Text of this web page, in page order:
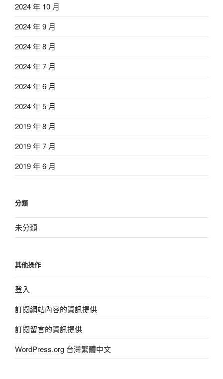
2024 年 10 月
2024 年 9 月
2024 年 8 月
2024 年 7 月
2024 年 6 月
2024 年 5 月
2019 年 8 月
2019 年 7 月
2019 年 6 月
分類
未分類
其他操作
登入
訂閱網站內容的資訊提供
訂閱留言的資訊提供
WordPress.org 台灣繁體中文